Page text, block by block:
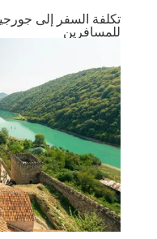
تكلفة السفر إلى
للمسافرين